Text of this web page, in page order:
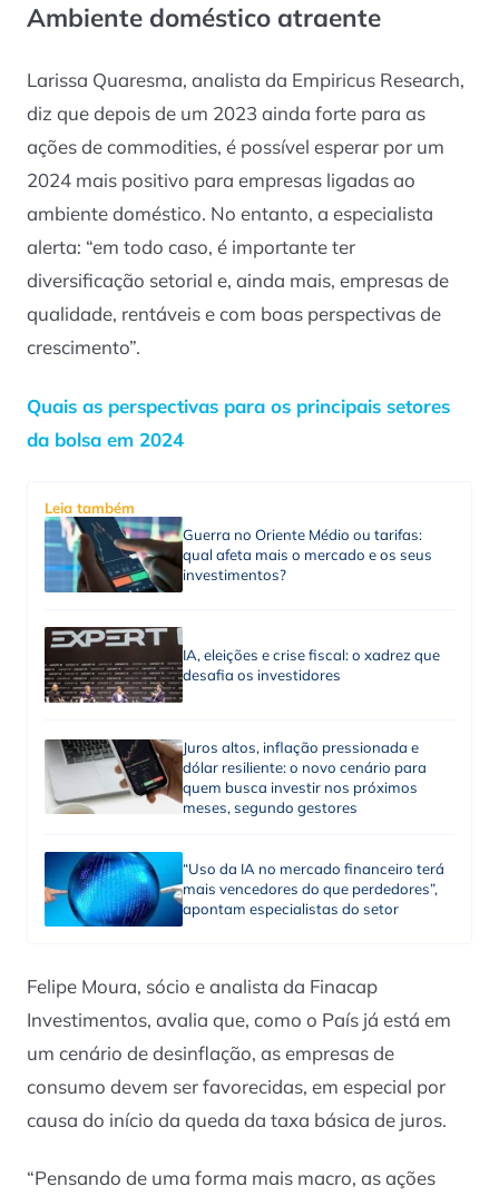
Ambiente doméstico atraente
Larissa Quaresma, analista da Empiricus Research,
diz que depois de um 2023 ainda forte para as
ações de commodities, é possível esperar por um
2024 mais positivo para empresas ligadas ao
ambiente doméstico. No entanto, a especialista
alerta: “em todo caso, é importante ter
diversificação setorial e, ainda mais, empresas de
qualidade, rentáveis e com boas perspectivas de
crescimento”.
Quais as perspectivas para os principais setores
da bolsa em 2024
Leia também
Guerra no Oriente Médio ou tarifas:
qual afeta mais o mercado e os seus
investimentos?
IA, eleições e crise fiscal: o xadrez que
desafia os investidores
Juros altos, inflação pressionada e
dólar resiliente: o novo cenário para
quem busca investir nos próximos
meses, segundo gestores
“Uso da IA no mercado financeiro terá
mais vencedores do que perdedores”,
apontam especialistas do setor
Felipe Moura, sócio e analista da Finacap
Investimentos, avalia que, como o País já está em
um cenário de desinflação, as empresas de
consumo devem ser favorecidas, em especial por
causa do início da queda da taxa básica de juros.
“Pensando de uma forma mais macro, as ações